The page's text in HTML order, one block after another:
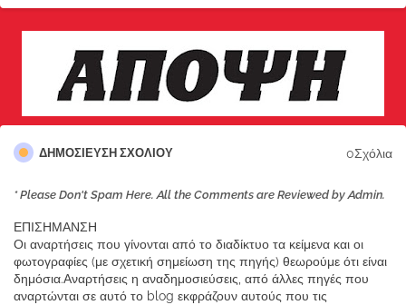
ΔΗΜΟΣΊΕΥΣΗ ΣΧΟΛΊΟΥ 0Σχόλια
* Please Don't Spam Here. All the Comments are Reviewed by Admin.
ΕΠΙΣΗΜΑΝΣΗ
Οι αναρτήσεις που γίνονται από το διαδίκτυο τα κείμενα και οι
φωτογραφίες (με σχετική σημείωση της πηγής) θεωρούμε ότι είναι
δημόσια.Αναρτήσεις η αναδημοσιεύσεις, από άλλες πηγές που
αναρτώνται σε αυτό το blog εκφράζουν αυτούς που τις